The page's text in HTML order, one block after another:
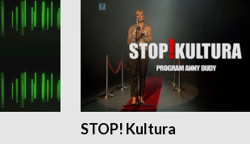
STOP! Kultura